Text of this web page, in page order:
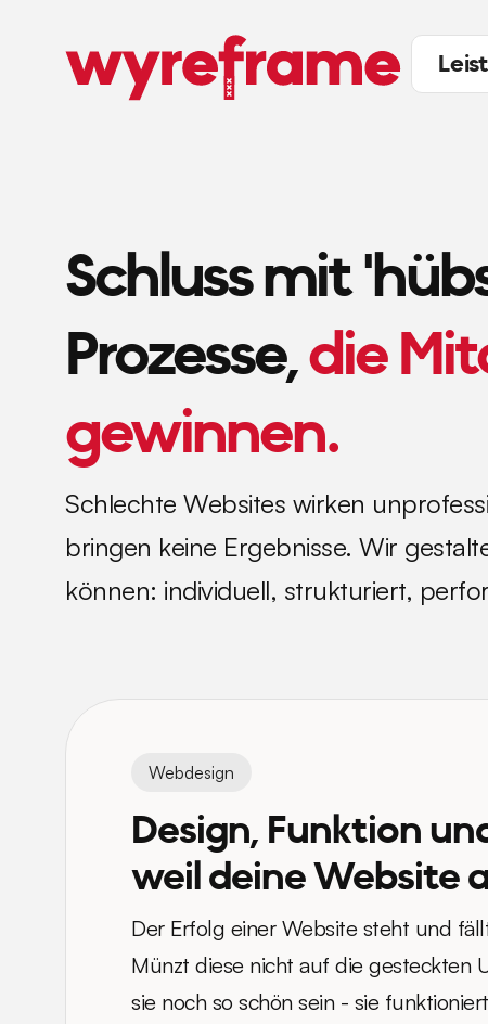
Schluss mit
Prozesse,die
gewinnen.
Schlechte Websites wirken
bringen keine Ergebnisse. Wir
können: individuell, strukturiert,
Webdesign
Design, Funktion
weil deine Website
Der Erfolg einer Website steht und
Münzt diese nicht auf die gesteckten
sie noch so schön sein - sie